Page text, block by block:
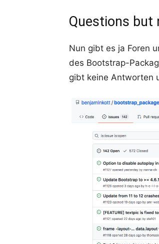
Questions but
Nun gibt es ja Foren
des Bootstrap-
gibt keine Antworten